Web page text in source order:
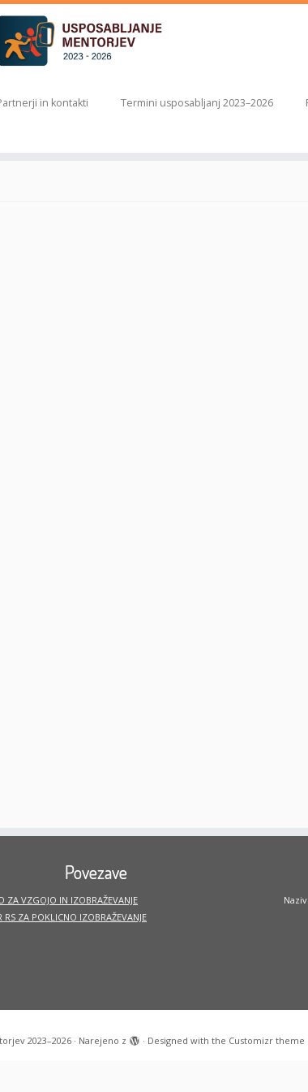
in kontakti Termini usposabljanj 2023–2026
Povezave
ZA VZGOJO IN IZOBRAŽEVANJE
RS ZA POKLICNO IZOBRAŽEVANJE
2023–2026· Narejeno z · Designed with the Customizr theme